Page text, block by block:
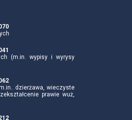
(m.in. wypisy i wyrysy
dzierżawa, wieczyste
prawie wuż,